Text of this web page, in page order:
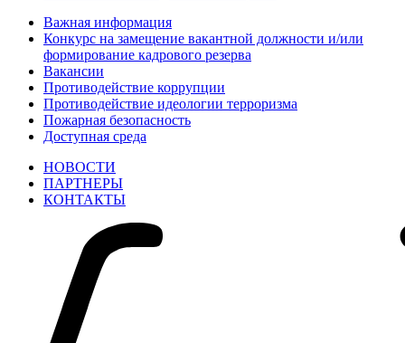
Важная информация
Конкурс на замещение вакантной должности и/или
формирование кадрового резерва
Вакансии
Противодействие коррупции
Противодействие идеологии терроризма
Пожарная безопасность
Доступная среда
НОВОСТИ
ПАРТНЕРЫ
КОНТАКТЫ